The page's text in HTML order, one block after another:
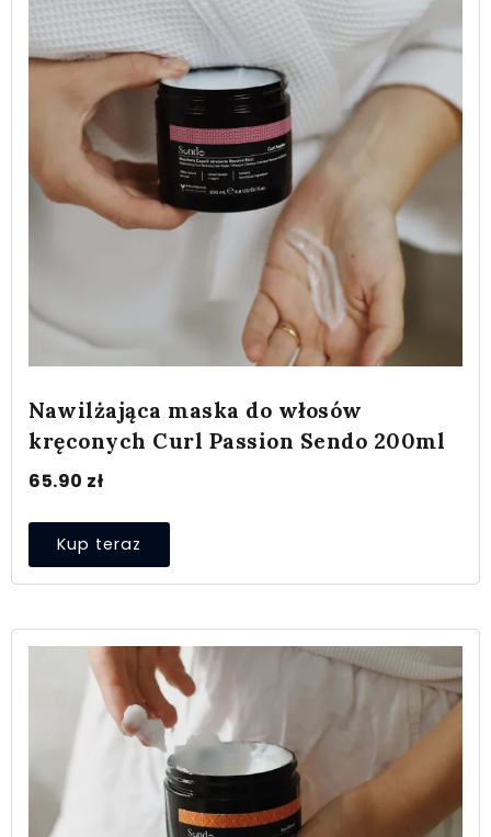
Nawilżająca maska do włosów
kręconych Curl Passion Sendo 200ml
65.90 zł
Kup teraz